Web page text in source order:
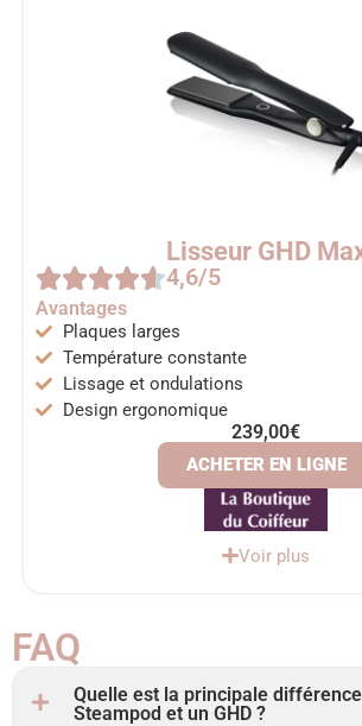
Lisseur GHD
4,6/5
Avantages
Plaques larges
Température constante
Lissage et ondulations
Design ergonomique
239,00€
ACHETER EN LIGNE
Voir plus
FAQ
Quelle est la principale
Steampod et un GHD ?